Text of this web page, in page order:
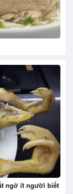
ngờ ít người biết